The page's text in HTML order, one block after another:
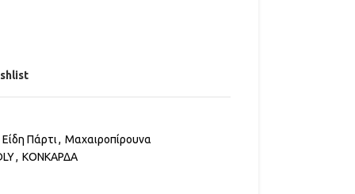
Είδη Πάρτι, Μαχαιροπίρουνα
, ΚΟΝΚΑΡΔΑ